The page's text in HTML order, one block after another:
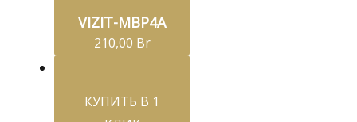
VIZIT-МВP4A
210,00 Br
КУПИТЬ В 1